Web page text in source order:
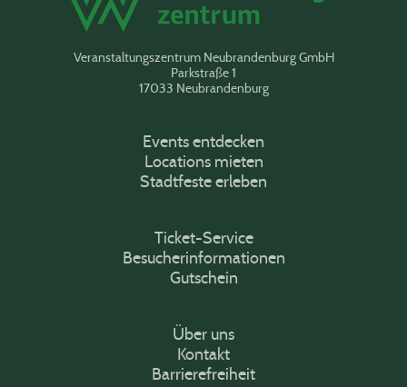
Veranstaltungszentrum Neubrandenburg GmbH
Parkstraße 1
17033 Neubrandenburg
Events entdecken
Locations mieten
Stadtfeste erleben
Ticket-Service
Besucherinformationen
Gutschein
Über uns
Kontakt
Barrierefreiheit